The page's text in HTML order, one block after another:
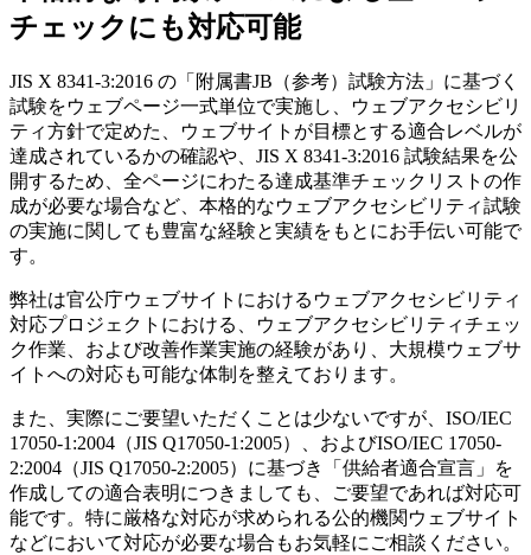
チェックにも対応可能
JIS X 8341-3:2016 の「附属書JB（参考）試験方法」に基づく
試験をウェブページ一式単位で実施し、ウェブアクセシビリ
ティ方針で定めた、ウェブサイトが目標とする適合レベルが
達成されているかの確認や、JIS X 8341-3:2016 試験結果を公
開するため、全ページにわたる達成基準チェックリストの作
成が必要な場合など、本格的なウェブアクセシビリティ試験
の実施に関しても豊富な経験と実績をもとにお手伝い可能で
す。
弊社は官公庁ウェブサイトにおけるウェブアクセシビリティ
対応プロジェクトにおける、ウェブアクセシビリティチェッ
ク作業、および改善作業実施の経験があり、大規模ウェブサ
イトへの対応も可能な体制を整えております。
また、実際にご要望いただくことは少ないですが、ISO/IEC
17050-1:2004（JIS Q17050-1:2005）、およびISO/IEC 17050-
2:2004（JIS Q17050-2:2005）に基づき「供給者適合宣言」を
作成しての適合表明につきましても、ご要望であれば対応可
能です。特に厳格な対応が求められる公的機関ウェブサイト
などにおいて対応が必要な場合もお気軽にご相談ください。